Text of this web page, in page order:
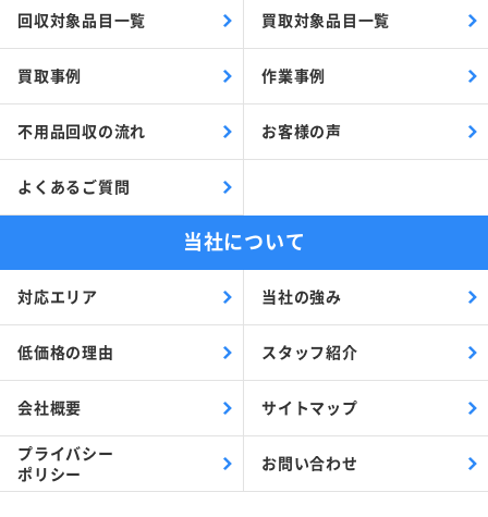
回収対象品目一覧 買取対象品目一覧
買取事例 作業事例
不用品回収の流れ お客様の声
よくあるご質問
当社について
対応エリア 当社の強み
低価格の理由 スタッフ紹介
会社概要 サイトマップ
プライバシー
ポリシー
お問い合わせ